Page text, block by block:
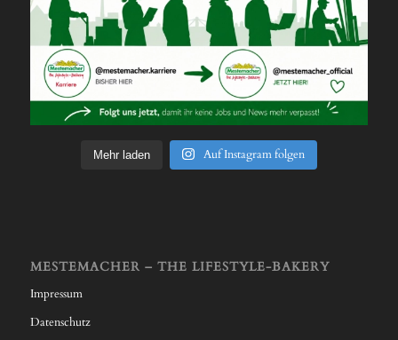
Mehr laden Auf Instagram folgen
MESTEMACHER – THE LIFESTYLE-BAKERY
Impressum
Datenschutz